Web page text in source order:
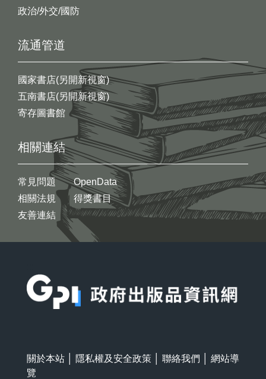
政治/外交/國防
流通管道
國家書店(另開新視窗)
五南書店(另開新視窗)
寄存圖書館
相關連結
常見問題
相關法規
友善連結
OpenData
得獎書目
關於本站 隱私權及安全政策 聯絡我們
網站導
覽